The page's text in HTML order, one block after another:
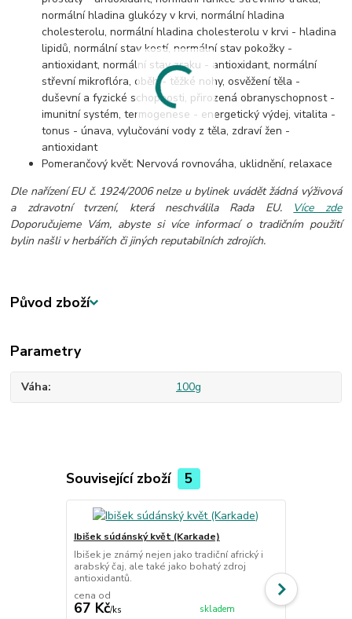
normální hladina glukózy v krvi, normální hladina
cholesterolu, normální hladina cholesterolu v krvi - hladina
lipidů, normální stav kostí, normální stav pokožky -
antioxidant, normální stav zraku - antioxidant, normální
střevní mikroflóra, oběh - těžké nohy, osvěžení těla -
duševní a fyzické schopnosti, přirozená obranyschopnost -
imunitní systém, termogenese - energetický výdej, vitalita -
tonus - únava, vylučování vody z těla, zdraví žen -
antioxidant
Pomerančový květ: Nervová rovnováha, uklidnění, relaxace
Dle nařízení EU č. 1924/2006 nelze u bylinek uvádět žádná výživová
a zdravotní tvrzení, která neschválila Rada EU. Více zde
Doporučujeme Vám, abyste si více informací o tradičním použití
bylin našli v herbářích či jiných reputabilních zdrojích.
Původ zboží
Parametry
Váha 100g
Související zboží 5
Ibišek súdánský květ (Karkade)
Ibišek je známý nejen jako tradiční africký i
arabský čaj, ale také jako bohatý zdroj
antioxidantů.
cena od
67 Kč/ks skladem
trávení i
cena od